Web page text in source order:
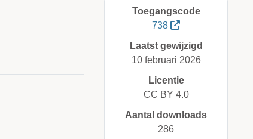
Toegangscode
738
Laatst gewijzigd
10 februari 2026
Licentie
CC BY 4.0
Aantal downloads
286